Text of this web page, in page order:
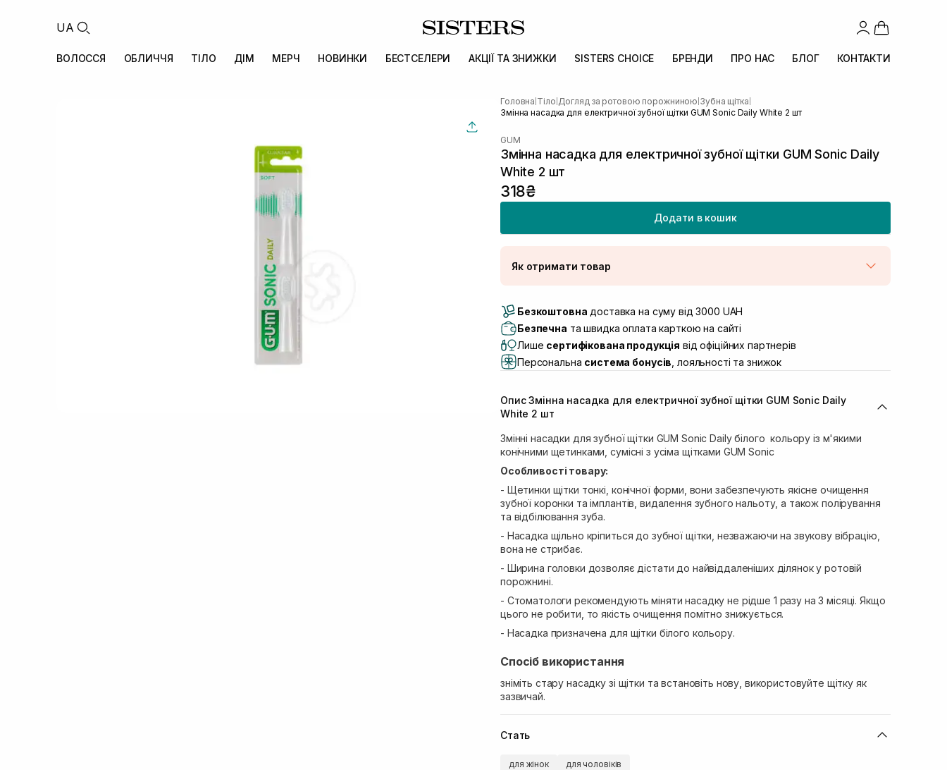
UA
ВОЛОССЯ ОБЛИЧЧЯ ТІЛО ДІМ МЕРЧ НОВИНКИ БЕСТСЕЛЕРИ АКЦІЇ ТА ЗНИЖКИ SISTERS CHOICE БРЕНДИ ПРО НАС БЛОГ КОНТАКТИ
Головна Тіло Догляд за ротовою порожниною Зубна щітка
Змінна насадка для електричної зубної щітки GUM Sonic Daily White 2 шт
GUM
Змінна насадка для електричної зубної щітки GUM Sonic Daily
White 2 шт
318₴
Додати в кошик
Як отримати товар
Самовивіз м. Луцьк, вул. Винниченка 4
Самовивіз м. Львів, вул. Академіка Підстригача, 1В (Duck’s
Самовивіз м. Львів, вул. Івана Франка 36
Самовивіз м. Львів, вул. Степана Бандери 45 В наявності
Самовивіз м. Рівне, вул. Кулика і Гудачека 23 (ТЦ Екватор) В наявності
Безкоштовна доставка на суму від 3000 UAH
Безпечна та швидка оплата карткою на сайті
Лише сертифікована продукція від офіційних партнерів
Персональна система бонусів , лояльності та знижок
Опис Змінна насадка для електричної зубної щітки GUM Sonic Daily
White 2 шт
Змінні насадки для зубної щітки GUM Sonic Daily білого кольору із м'якими
конічними щетинками, сумісні з усіма щітками GUM Sonic
Особливості товару:
- Щетинки щітки тонкі, конічної форми, вони забезпечують якісне очищення
зубної коронки та імплантів, видалення зубного нальоту, а також полірування
та відбілювання зуба.
- Насадка щільно кріпиться до зубної щітки, незважаючи на звукову вібрацію,
вона не стрибає.
- Ширина головки дозволяє дістати до найвіддаленіших ділянок у ротовій
порожнині.
- Стоматологи рекомендують міняти насадку не рідше 1 разу на 3 місяці. Якщо
цього не робити, то якість очищення помітно знижується.
- Насадка призначена для щітки білого кольору.
Спосіб використання
зніміть стару насадку зі щітки та встановіть нову, використовуйте щітку як
зазвичай.
Стать
для жінок для чоловіків